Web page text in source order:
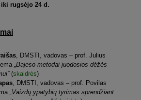
iki rugsėjo 24 d.
, DMSTI, vadovas – prof. Julius
„Bajeso metodai juodosios dėžės
(skaidrės)
, DMSTI, vadovas – prof. Povilas
„Vaizdų ypatybių tyrimas sprendžiant